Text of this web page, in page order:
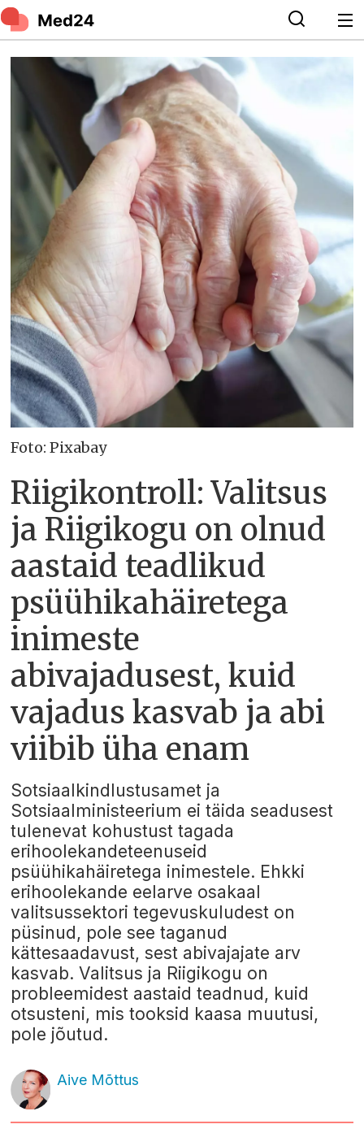
Foto: Pixabay
Riigikontroll: Valitsus
ja Riigikogu on olnud
aastaid teadlikud
psüühikahäiretega
inimeste
abivajadusest, kuid
vajadus kasvab ja abi
viibib üha enam
Sotsiaalkindlustusamet ja
Sotsiaalministeerium ei täida seadusest
tulenevat kohustust tagada
erihoolekandeteenuseid
psüühikahäiretega inimestele. Ehkki
erihoolekande eelarve osakaal
valitsussektori tegevuskuludest on
püsinud, pole see taganud
kättesaadavust, sest abivajajate arv
kasvab. Valitsus ja Riigikogu on
probleemidest aastaid teadnud, kuid
otsusteni, mis tooksid kaasa muutusi,
pole jõutud.
Aive Mõttus